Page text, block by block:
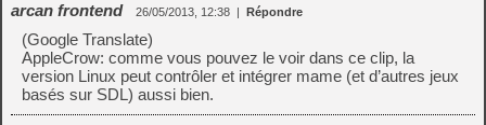
arcan frontend 26/05/2013, 12:38 | Répondre
(Google Translate)
AppleCrow: comme vous pouvez le voir dans ce clip, la
version Linux peut contrôler et intégrer mame (et d’autres jeux
basés sur SDL) aussi bien.